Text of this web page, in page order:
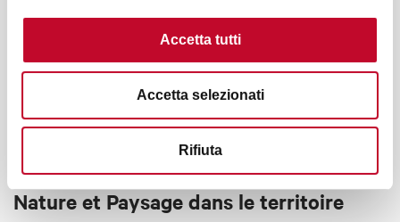
Accetta tutti
Accetta selezionati
Rifiuta
Nature et Paysage dans le territoire